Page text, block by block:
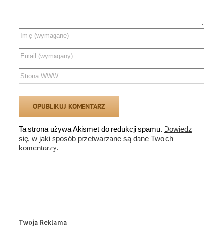
Ta strona używa Akismet do redukcji spamu. Dowiedz
się, w jaki sposób przetwarzane są dane Twoich
komentarzy.
Twoja Reklama